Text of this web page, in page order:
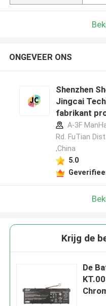
ONGEVEER ONS
Shenzhen
Jingcai
fabrikant
A-3F
Rd. FuTian
,China
5.0
Krijg de
De